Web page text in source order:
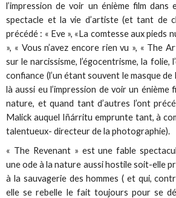
l’impression de voir un énième film
spectacle et la vie d’artiste (et tant de
précédé : « Eve », «La comtesse aux pieds
», « Vous n’avez encore rien vu », « The
sur le narcissisme, l’égocentrisme, la folie,
confiance (l’un étant souvent le masque de
là aussi eu l’impression de voir un énième
nature, et quand tant d’autres l’ont
Malick auquel Iñárritu emprunte tant, à
talentueux- directeur de la photographie).
« The Revenant » est une fable
une ode à la nature aussi hostile soit-elle
à la sauvagerie des hommes ( et qui,
elle se rebelle le fait toujours pour se